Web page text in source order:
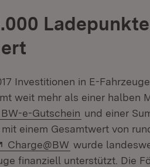
Investitionen in E-
weit mehr als einer halben
Extern:
BW-e-Gutschein (Öffnet in
und einer
einem Gesamtwert von
Extern:
Charge@BW (Öffnet in
wurde
finanziell unterstützt. Die